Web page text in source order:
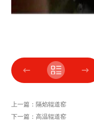
上一篇：隔焰辊道窑
下一篇：高温辊道窑